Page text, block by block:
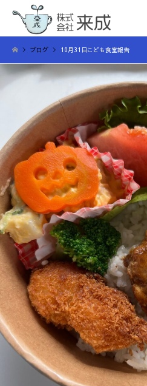
ブログ 10月31日こども食堂報告